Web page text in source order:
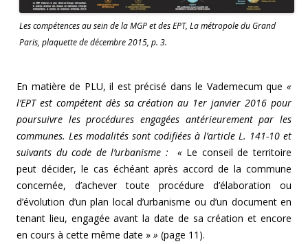
Les compétences au sein de la MGP et des EPT, La métropole du Grand
Paris, plaquette de décembre 2015, p. 3.
En matière de PLU, il est précisé dans le Vademecum que «
l’EPT est compétent dès sa création au 1er janvier 2016 pour
poursuivre les procédures engagées antérieurement par les
communes. Les modalités sont codifiées à l’article L. 141-10 et
suivants du code de l’urbanisme : « Le conseil de territoire
peut décider, le cas échéant après accord de la commune
concernée, d’achever toute procédure d’élaboration ou
d’évolution d’un plan local d’urbanisme ou d’un document en
tenant lieu, engagée avant la date de sa création et encore
en cours à cette même date » » (page 11).